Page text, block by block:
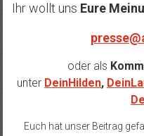
Ihr wollt uns Eure
oder als
unter DeinHilden,
Euch hat unser Beitrag